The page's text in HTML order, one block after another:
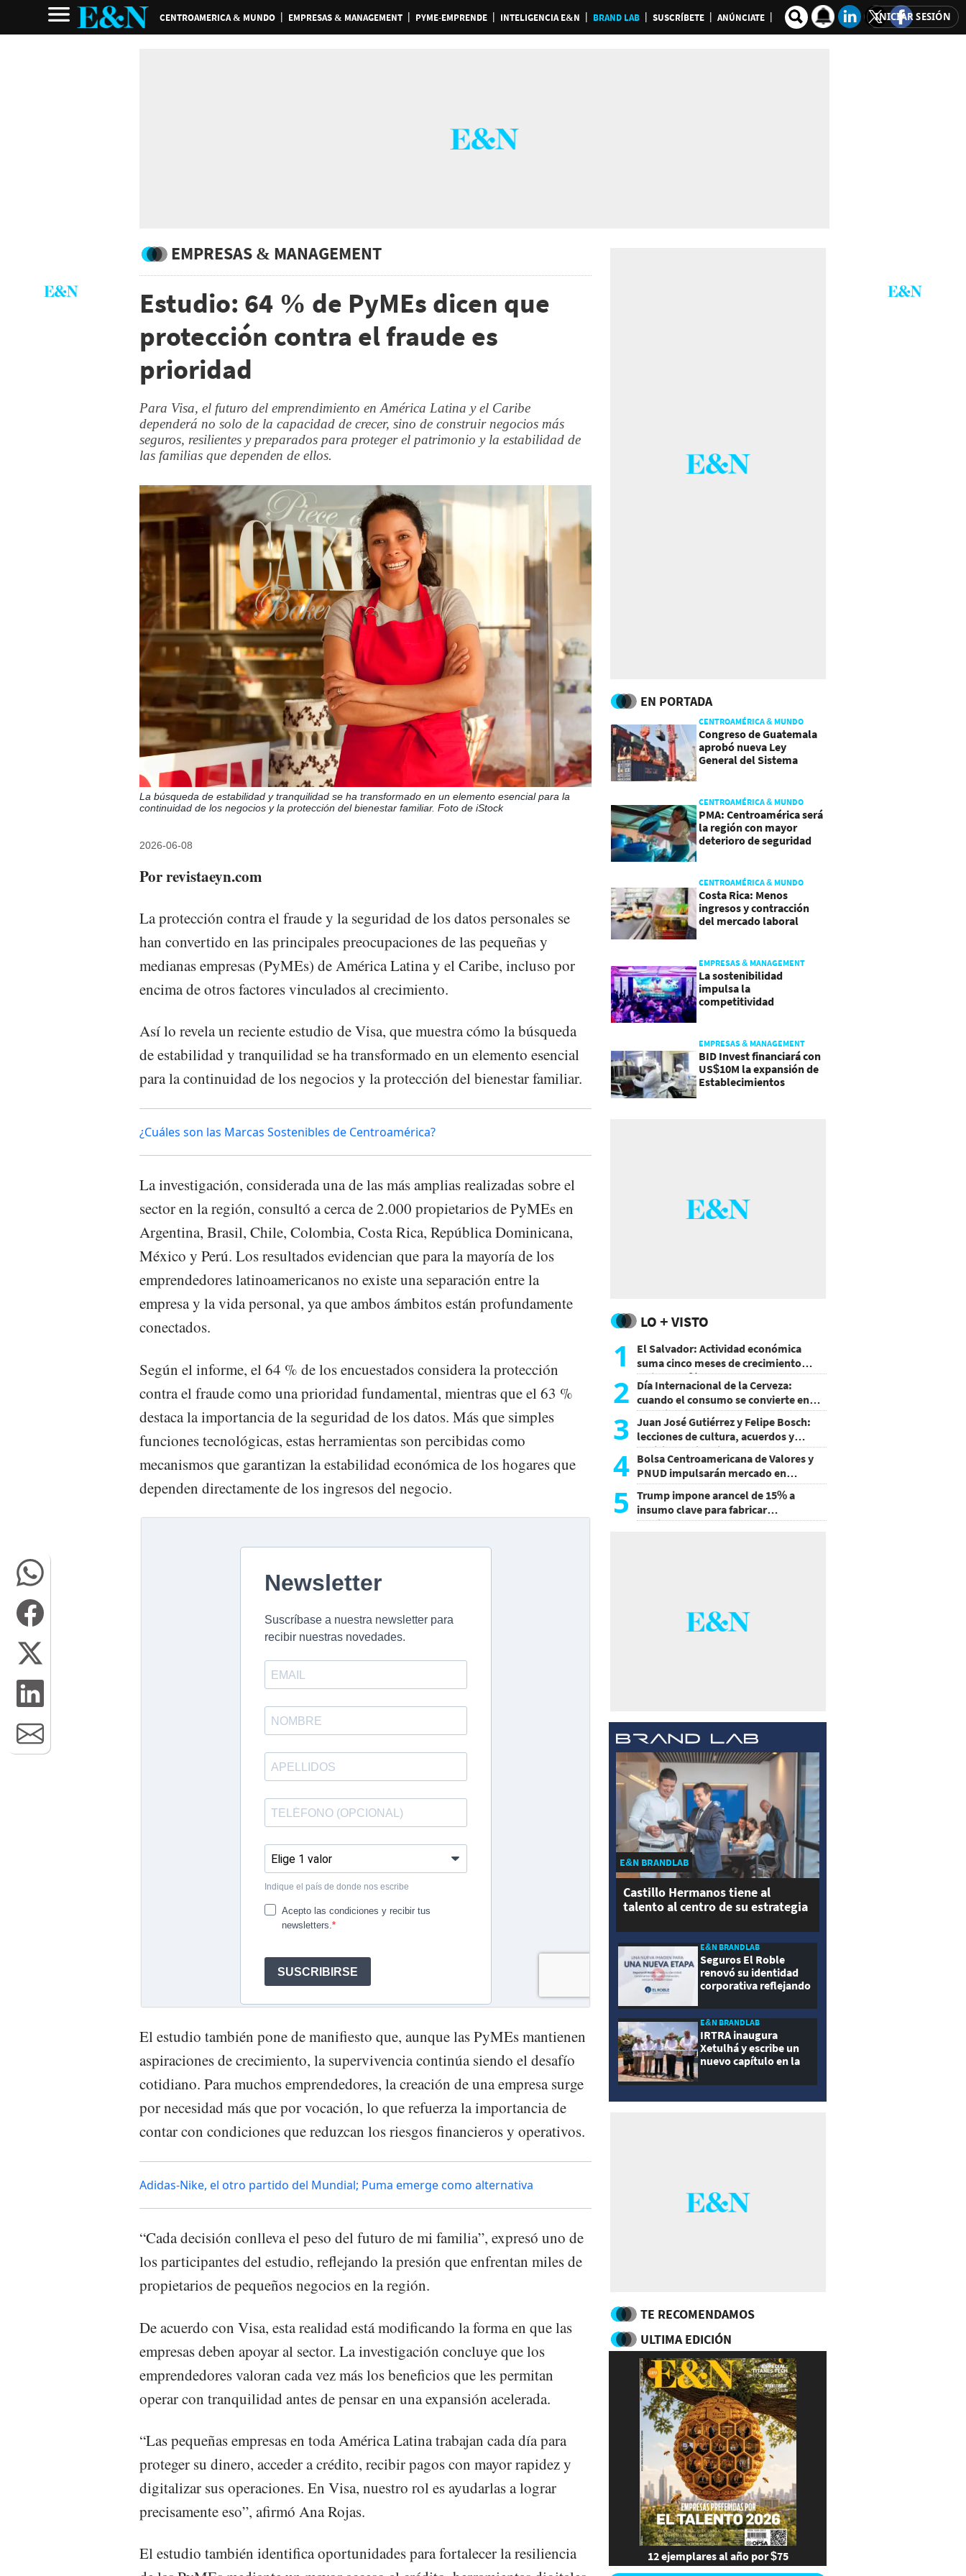
CENTROAMERICA & MUNDO EMPRESAS & MANAGEMENT PYME-EMPRENDE INTELIGENCIA E&N BRAND LAB SUSCRÍBETE ANÚNCIATE INICIAR SESIÓN
EMPRESAS & MANAGEMENT
Estudio: 64 % de PyMEs dicen que
protección contra el fraude es
prioridad
Para Visa, el futuro del emprendimiento en América Latina y el Caribe
dependerá no solo de la capacidad de crecer, sino de construir negocios más
seguros, resilientes y preparados para proteger el patrimonio y la estabilidad de
las familias que dependen de ellos.
La búsqueda de estabilidad y tranquilidad se ha transformado en un elemento esencial para la
continuidad de los negocios y la protección del bienestar familiar. Foto de iStock
2026-06-08
Por revistaeyn.com
La protección contra el fraude y la seguridad de los datos personales se
han convertido en las principales preocupaciones de las pequeñas y
medianas empresas (PyMEs) de América Latina y el Caribe, incluso por
encima de otros factores vinculados al crecimiento.
Así lo revela un reciente estudio de Visa, que muestra cómo la búsqueda
de estabilidad y tranquilidad se ha transformado en un elemento esencial
para la continuidad de los negocios y la protección del bienestar familiar.
¿Cuáles son las Marcas Sostenibles de Centroamérica?
La investigación, considerada una de las más amplias realizadas sobre el
sector en la región, consultó a cerca de 2.000 propietarios de PyMEs en
Argentina, Brasil, Chile, Colombia, Costa Rica, República Dominicana,
México y Perú. Los resultados evidencian que para la mayoría de los
emprendedores latinoamericanos no existe una separación entre la
empresa y la vida personal, ya que ambos ámbitos están profundamente
conectados.
Según el informe, el 64 % de los encuestados considera la protección
contra el fraude como una prioridad fundamental, mientras que el 63 %
destaca la importancia de la seguridad de los datos. Más que simples
funciones tecnológicas, estas herramientas son percibidas como
mecanismos que garantizan la estabilidad económica de los hogares que
dependen directamente de los ingresos del negocio.
El estudio también pone de manifiesto que, aunque las PyMEs mantienen
aspiraciones de crecimiento, la supervivencia continúa siendo el desafío
cotidiano. Para muchos emprendedores, la creación de una empresa surge
por necesidad más que por vocación, lo que refuerza la importancia de
contar con condiciones que reduzcan los riesgos financieros y operativos.
Adidas-Nike, el otro partido del Mundial; Puma emerge como alternativa
“Cada decisión conlleva el peso del futuro de mi familia”, expresó uno de
los participantes del estudio, reflejando la presión que enfrentan miles de
propietarios de pequeños negocios en la región.
De acuerdo con Visa, esta realidad está modificando la forma en que las
empresas deben apoyar al sector. La investigación concluye que los
emprendedores valoran cada vez más los beneficios que les permitan
operar con tranquilidad antes de pensar en una expansión acelerada.
“Las pequeñas empresas en toda América Latina trabajan cada día para
proteger su dinero, acceder a crédito, recibir pagos con mayor rapidez y
digitalizar sus operaciones. En Visa, nuestro rol es ayudarlas a lograr
precisamente eso”, afirmó Ana Rojas.
El estudio también identifica oportunidades para fortalecer la resiliencia
EN PORTADA
CENTROAMÉRICA & MUNDO
Congreso de Guatemala
aprobó nueva Ley
General del Sistema
CENTROAMÉRICA & MUNDO
PMA: Centroamérica será
la región con mayor
deterioro de seguridad
CENTROAMÉRICA & MUNDO
Costa Rica: Menos
ingresos y contracción
del mercado laboral
EMPRESAS & MANAGEMENT
La sostenibilidad
impulsa la
competitividad
EMPRESAS & MANAGEMENT
BID Invest financiará con
US$10M la expansión de
Establecimientos
LO + VISTO
1
El Salvador: Actividad económica
suma cinco meses de crecimiento
arriba de 4%
2 Día Internacional de la Cerveza:
cuando el consumo se convierte en
experiencia
3 Juan José Gutiérrez y Felipe Bosch:
lecciones de cultura, acuerdos y
decisiones sin miedo
4 Bolsa Centroamericana de Valores y
PNUD impulsarán mercado en
Honduras
5
Trump impone arancel de 15% a
insumo clave para fabricar
semiconductores y paneles
E&N BRANDLAB
Castillo Hermanos tiene al
talento al centro de su estrategia
E&N BRANDLAB
Seguros El Roble
renovó su identidad
corporativa reflejando
modernidad
E&N BRANDLAB
IRTRA inaugura
Xetulhá y escribe un
nuevo capítulo en la
recreación de
Guatemala
TE RECOMENDAMOS
ULTIMA EDICIÓN
12 ejemplares al año por $75